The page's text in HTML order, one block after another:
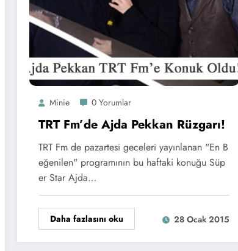
Minie 0 Yorumlar
TRT Fm’de Ajda Pekkan Rüzgarı!
TRT Fm de pazartesi geceleri yayınlanan "En B
eğenilen" programının bu haftaki konuğu Süp
er Star Ajda…
Daha fazlasını oku 28 Ocak 2015